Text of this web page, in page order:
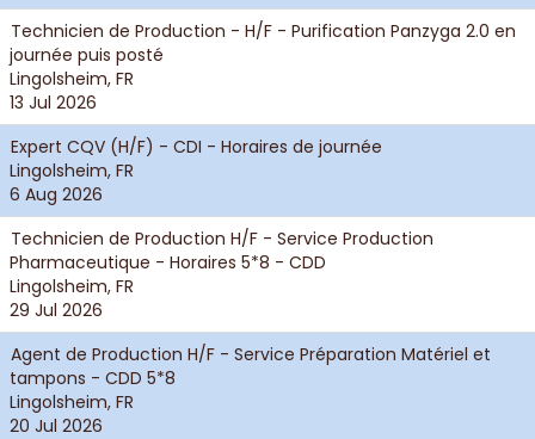
Technicien de Production - H/F - Purification Panzyga 2.0 en
journée puis posté
Lingolsheim, FR
13 Jul 2026
Expert CQV (H/F) - CDI - Horaires de journée
Lingolsheim, FR
6 Aug 2026
Technicien de Production H/F - Service Production
Pharmaceutique - Horaires 5*8 - CDD
Lingolsheim, FR
29 Jul 2026
Agent de Production H/F - Service Préparation Matériel et
tampons - CDD 5*8
Lingolsheim, FR
20 Jul 2026